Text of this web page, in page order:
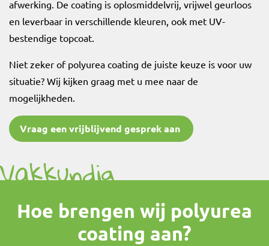
afwerking. De coating is oplosmiddelvrij, vrijwel geurloos
en leverbaar in verschillende kleuren, ook met UV-
bestendige topcoat.
Niet zeker of polyurea coating de juiste keuze is voor uw
situatie? Wij kijken graag met u mee naar de
mogelijkheden.
Vraag een vrijblijvend gesprek aan
Vakkundig
aangebracht
Hoe brengen wij polyurea
coating aan?